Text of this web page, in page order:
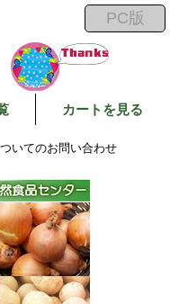
カートを見る
いてのお問い合わせ